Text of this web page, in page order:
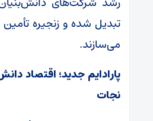
تبدیل شده و زنجیره
می‌سازند.
پارادایم جدید؛ اقتصاد
نجات